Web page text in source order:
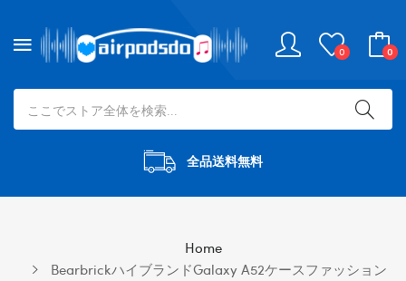
0 0
全品送料無料
Home
BearbrickハイブランドGalaxy A52ケースファッション